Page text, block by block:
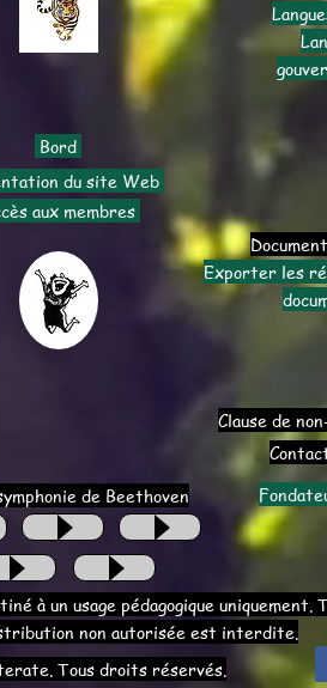
Bord
du site Web
aux membres
Exporter les
Clause de
de Beethoven
à un usage pédagogique uniquement.
non autorisée est interdite.
Tous droits réservés.